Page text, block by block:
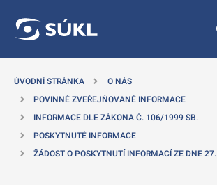
ÚVODNÍ STRÁNKA
O NÁS
POVINNĚ ZVEŘEJŇOVANÉ INFORMACE
INFORMACE DLE ZÁKONA Č. 106/1999 SB.
POSKYTNUTÉ INFORMACE
ŽÁDOST O POSKYTNUTÍ INFORMACÍ ZE DNE